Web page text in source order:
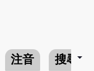
注音 搜尋arrow_drop_down